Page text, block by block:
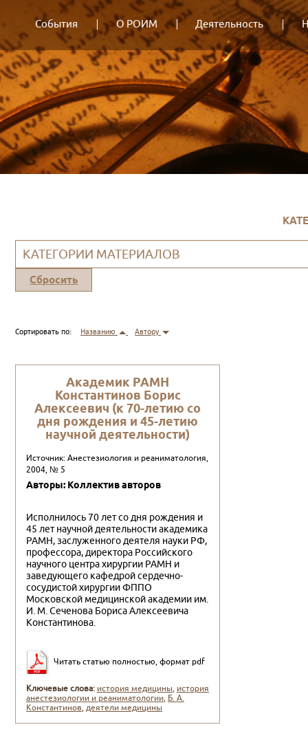
События О РОИМ Деятельность
КАТЕГОРИИ МАТЕРИАЛОВ
Сбросить
Сортировать по: Названию Автору
Академик РАМН
Константинов Борис
Алексеевич (к 70-летию со
дня рождения и 45-летию
научной деятельности)
Источник: Анестезиология и реаниматология,
2004, № 5
Авторы: Коллектив авторов
Исполнилось 70 лет со дня рождения и
45 лет научной дея­тельности академика
РАМН, заслуженного деятеля науки РФ,
профессора, директора Российского
научного центра хирургии РАМН и
заведующего кафедрой сердечно-
сосудистой хирургии ФППО
Московской медицинской академии им.
И. М. Сечено­ва Бориса Алексеевича
Константинова.
Читать статью полностью, формат pdf
Ключевые слова: история медицины, история
анестезиологии и реаниматологии, Б. А.
Константинов,деятели медицины